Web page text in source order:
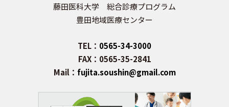
藤田医科大学 総合診療プログラム
豊田地域医療センター
TEL： 0565-34-3000
FAX：0565-35-2841
Mail： fujita.soushin@gmail.com